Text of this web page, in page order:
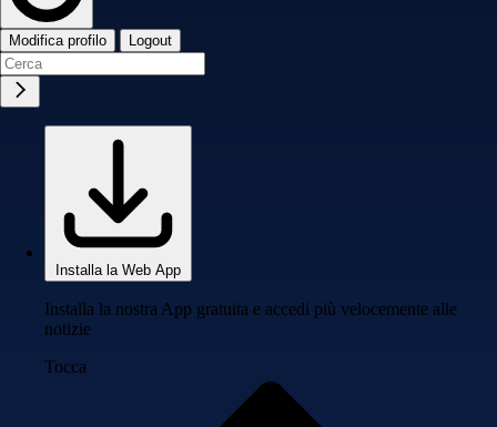
Modifica profilo Logout
Installa la Web App
Installa la nostra App gratuita e accedi più velocemente alle
notizie
Tocca